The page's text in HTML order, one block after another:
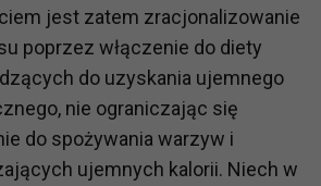
jest zatem zracjonalizowanie
poprzez włączenie do diety
do uzyskania ujemnego
nie ograniczając się
do spożywania warzyw i
ujemnych kalorii. Niech w